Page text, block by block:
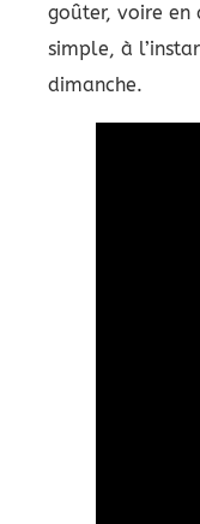
goûter, voire en
simple, à
dimanche.